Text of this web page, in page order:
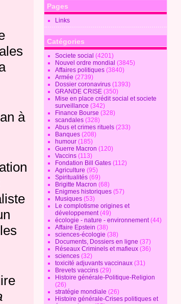
à
Pages
Links
Catégories
Societe social (4201)
Nouvel ordre mondial (3845)
Affaires politiques (3840)
Armée (2739)
Dossier coronavirus (1393)
GRANDE CRISE (350)
Mise en place crédit social et societe
surveillance (342)
Finance Bourse (328)
scandales (328)
Abus et crimes rituels (233)
Banques (208)
humour (185)
Guerre Macron (120)
Vaccins (113)
Fondation Bill Gates (112)
Agriculture (95)
Spiritualités (69)
Brigitte Macron (68)
Enigmes historiques (57)
Musiques (53)
Le complotisme origines et
développement(49)
écologie - nature - environnement(44)
Affaire Epstein (38)
sciences-écologie (38)
Documents, Dossiers en ligne (37)
Réseaux Criminels et mafieux (36)
sciences (32)
toxicité adjuvants vaccinaux (31)
Brevets vaccins (29)
Histoire générale-Politique-Religion
(26)
stratégie mondiale (26)
Histoire générale-Crises politiques et